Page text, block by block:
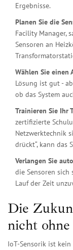
Ergebnisse.
Planen Sie die
Facility Manager,
Sensoren an
Wählen Sie einen
Lösung ist gut -
ob das System
Trainieren Sie Ihr
zertifizierte
Netzwerktechnik
drückt“, kann das
Verlangen Sie
die Sensoren
Lauf der Zeit
Die
nicht
IoT-Sensorik ist